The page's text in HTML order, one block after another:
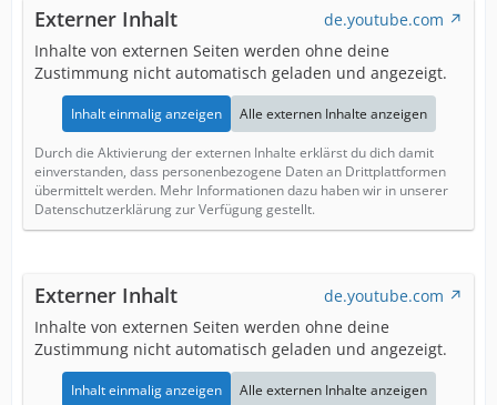
Externer Inhalt
de.youtube.com
Inhalte von externen Seiten werden ohne deine
Zustimmung nicht automatisch geladen und angezeigt.
Inhalt einmalig anzeigen Alle externen Inhalte anzeigen
Durch die Aktivierung der externen Inhalte erklärst du dich damit
einverstanden, dass personenbezogene Daten an Drittplattformen
übermittelt werden. Mehr Informationen dazu haben wir in unserer
Datenschutzerklärung zur Verfügung gestellt.
Externer Inhalt
de.youtube.com
Inhalte von externen Seiten werden ohne deine
Zustimmung nicht automatisch geladen und angezeigt.
Inhalt einmalig anzeigen Alle externen Inhalte anzeigen